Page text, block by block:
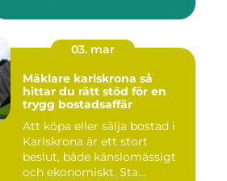
03. mar
Mäklare karlskrona så
hittar du rätt stöd för en
trygg bostadsaffär
Att köpa eller sälja bostad i
Karlskrona är ett stort
beslut, både känslomässigt
och ekonomiskt. Sta...